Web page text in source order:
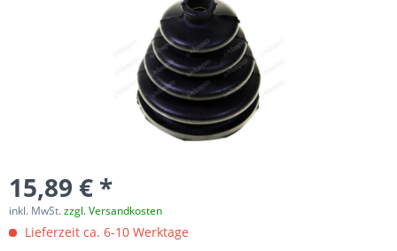
15,89 € *
inkl. MwSt.zzgl. Versandkosten
Lieferzeit ca. 6-10 Werktage